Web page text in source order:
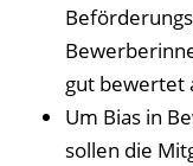
gut bewertet
Um Bias in
sollen die